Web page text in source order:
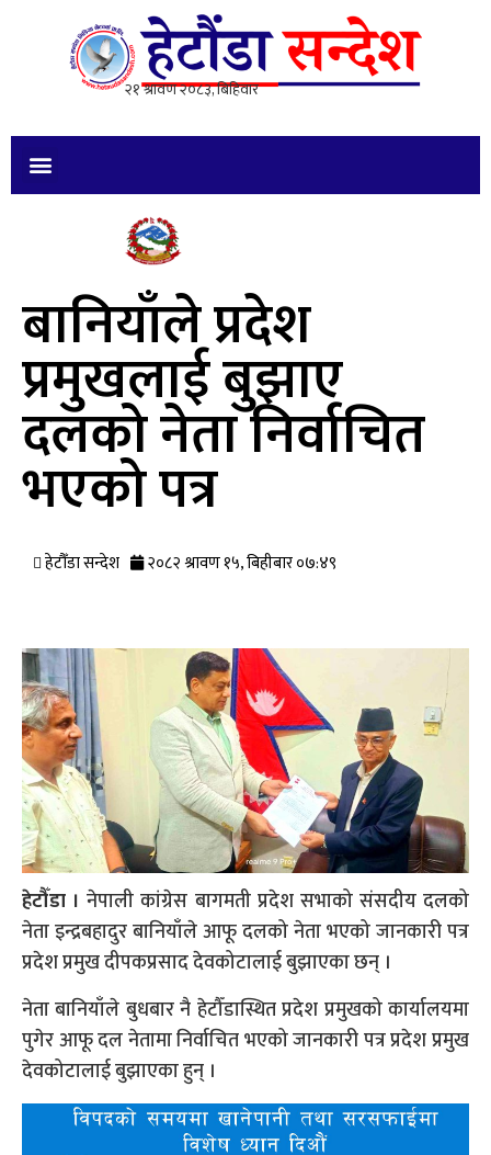
बानियाँले प्रदेश
प्रमुखलाई बुझाए
दलको नेता निर्वाचित
भएको पत्र
हेटौँडा सन्देश २०८२ श्रावण १५, बिहीबार ०७:४९
हेटौँडा । नेपाली कांग्रेस बागमती प्रदेश सभाको संसदीय दलको
नेता इन्द्रबहादुर बानियाँले आफू दलको नेता भएको जानकारी पत्र
प्रदेश प्रमुख दीपकप्रसाद देवकोटालाई बुझाएका छन् ।
नेता बानियाँले बुधबार नै हेटौँडास्थित प्रदेश प्रमुखको कार्यालयमा
पुगेर आफू दल नेतामा निर्वाचित भएको जानकारी पत्र प्रदेश प्रमुख
देवकोटालाई बुझाएका हुन् ।